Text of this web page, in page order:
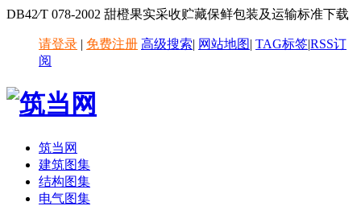
DB42∕T 078-2002 甜橙果实采收贮藏保鲜包装及运输标准下载
请登录 | 免费注册 高级搜索| 网站地图| TAG标签|RSS订
阅
筑当网
建筑图集
结构图集
电气图集